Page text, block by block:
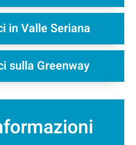
in Valle Seriana
sulla Greenway